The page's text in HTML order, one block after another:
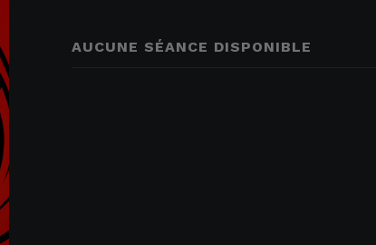
AUCUNE SÉANCE DISPONIBLE